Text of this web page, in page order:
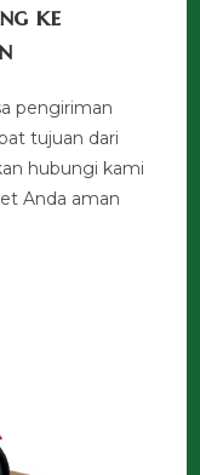
ke
pengiriman
tujuan dari
hubungi kami
Anda aman